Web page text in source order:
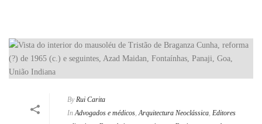
By Rui Carita
In Advogados e médicos,Arquitectura Neoclássica, Editores